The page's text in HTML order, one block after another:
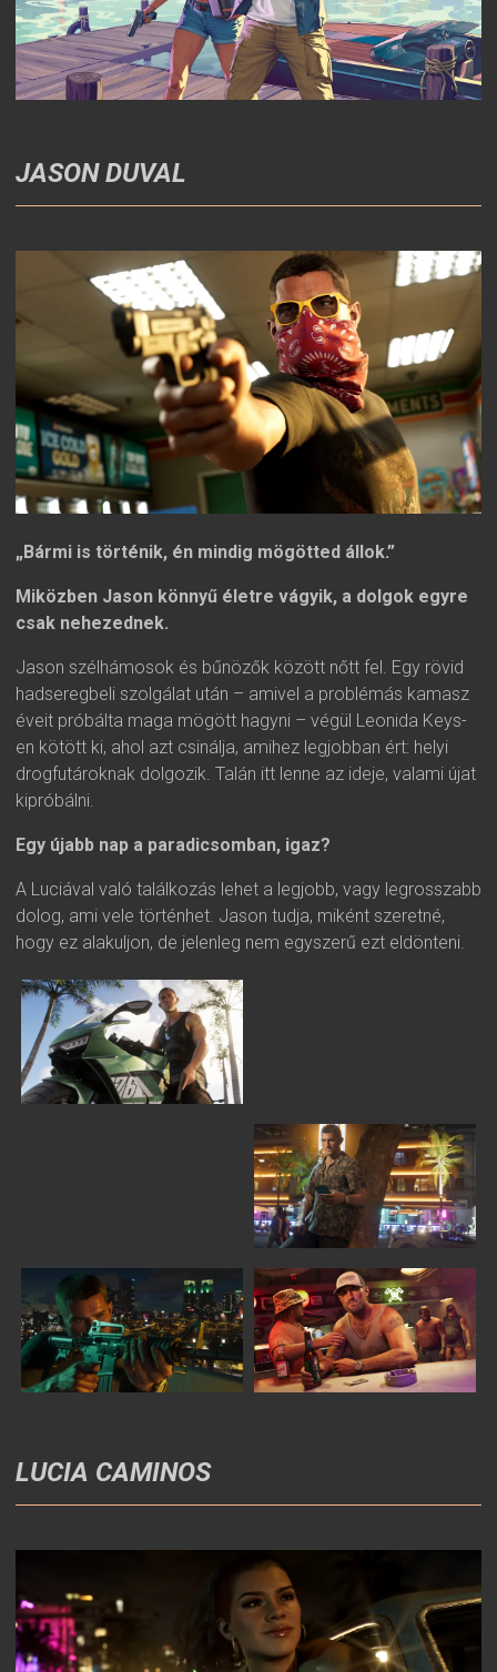
JASON DUVAL
„Bármi is történik, én mindig mögötted állok.”
Miközben Jason könnyű életre vágyik, a dolgok egyre
csak nehezednek.
Jason szélhámosok és bűnözők között nőtt fel. Egy rövid
hadseregbeli szolgálat után – amivel a problémás kamasz
éveit próbálta maga mögött hagyni – végül Leonida Keys-
en kötött ki, ahol azt csinálja, amihez legjobban ért: helyi
drogfutároknak dolgozik. Talán itt lenne az ideje, valami újat
kipróbálni.
Egy újabb nap a paradicsomban, igaz?
A Luciával való találkozás lehet a legjobb, vagy legrosszabb
dolog, ami vele történhet. Jason tudja, miként szeretné,
hogy ez alakuljon, de jelenleg nem egyszerű ezt eldönteni.
LUCIA CAMINOS